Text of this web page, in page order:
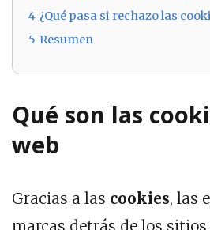
4 ¿Qué pasa si rechazo las
5 Resumen
Qué son las
web
Gracias a las cookies, las
marcas detrás de los